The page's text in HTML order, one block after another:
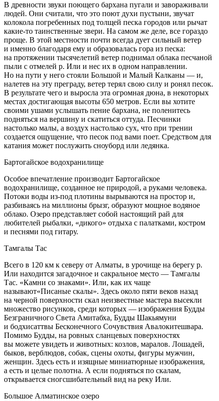
В древности звуки поющего бархана пугали и завораживали
людей. Они считали, что это поют духи пустыни, звучат
колокола погребенных под толщей песка городов или рычат
какие-то таинственные звери. На самом же деле, все гораздо
проще. В этой местности почти всегда дует сильный ветер
и именно благодаря ему и образовалась гора из песка:
на протяжении тысячелетий ветер поднимал облака песчаной
пыли с отмелей р. Или и нес их в одном направлении.
Но на пути у него стояли Большой и Малый Калканы — и,
налетев на эту преграду, ветер терял свою силу и ронял песок.
В результате чего и выросла эта огромная дюна, в некоторых
местах достигающая высоты 650 метров. Если вы хотите
своими ушами услышать пение бархана, не поленитесь
подняться на вершину и скатиться оттуда. Песчинки
настолько малы, а воздух настолько сух, что при трении
создается ощущение, что песок под вами поет. Средством для
катания может послужить сноуборд или ледянка.
Бартогайское водохранилище
Особое впечатление производит Бартогайское
водохранилище, созданное не природой, а руками человека.
Потоки воды из-под плотины вырываются на простор и,
разбиваясь на миллионы брызг, образуют мощное водяное
облако. Озеро представляет собой настоящий рай для
любителей рыбалки, «дикого» отдыха с палатками, костром
и песнями под гитару.
Тамгалы Тас
Всего в 120 км к северу от Алматы, в урочище на берегу р.
Или находится загадочное и сакральное место — Тамгалы
Тас. «Камни со знаками». Или, как их чаще
называют«Писаные скалы». Здесь около пяти веков назад
на черной поверхности скал неизвестные мастера высекли
множество рисунков, среди которых — изображения Будды
Безграничного Света Амитабха, Будды Шакьямуни
и бодхисаттвы Бесконечного Сочувствия Авалокитешвара.
Помимо Будды, на ровных сланцевых поверхностях
вы можете увидеть и животных: козлов, маралов. Лошадей,
быков, верблюдов, собак, сцены охоты, фигуры мужчин,
женщин. Здесь есть и изящные миниатюрные изображения,
а есть и целые полотна. А если подняться по скалам,
открывается сногсшибательный вид на реку Или.
Большое Алматинское озеро